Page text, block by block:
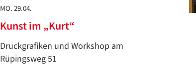
MO. 29.04.
Kunst im „Kurt“
Druckgrafiken und Workshop am
Rüpingsweg 51
Datenschutzerklärung
Datenschutzerklärung